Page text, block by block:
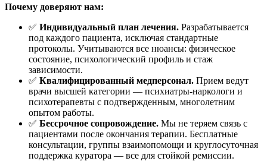
Почему доверяют нам:
✅ Индивидуальный план лечения. Разрабатывается
под каждого пациента, исключая стандартные
протоколы. Учитываются все нюансы: физическое
состояние, психологический профиль и стаж
зависимости.
✅ Квалифицированный медперсонал. Прием ведут
врачи высшей категории — психиатры-наркологи и
психотерапевты с подтвержденным, многолетним
опытом работы.
✅ Бессрочное сопровождение. Мы не теряем связь с
пациентами после окончания терапии. Бесплатные
консультации, группы взаимопомощи и круглосуточная
поддержка куратора — все для стойкой ремиссии.